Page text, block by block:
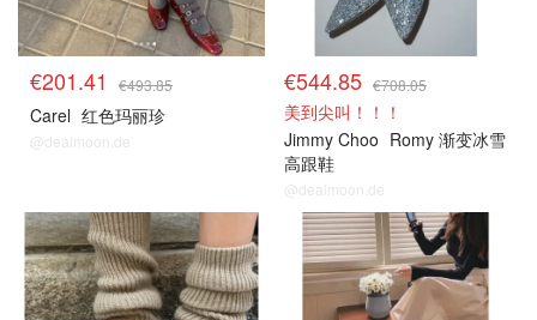
€201.41 €493.85
Carel 红色玛丽珍
@dealmoon.de
€544.85 €708.05
美到尖叫！！！
Jimmy Choo Romy 渐变冰雪
高跟鞋
@dealmoon.de